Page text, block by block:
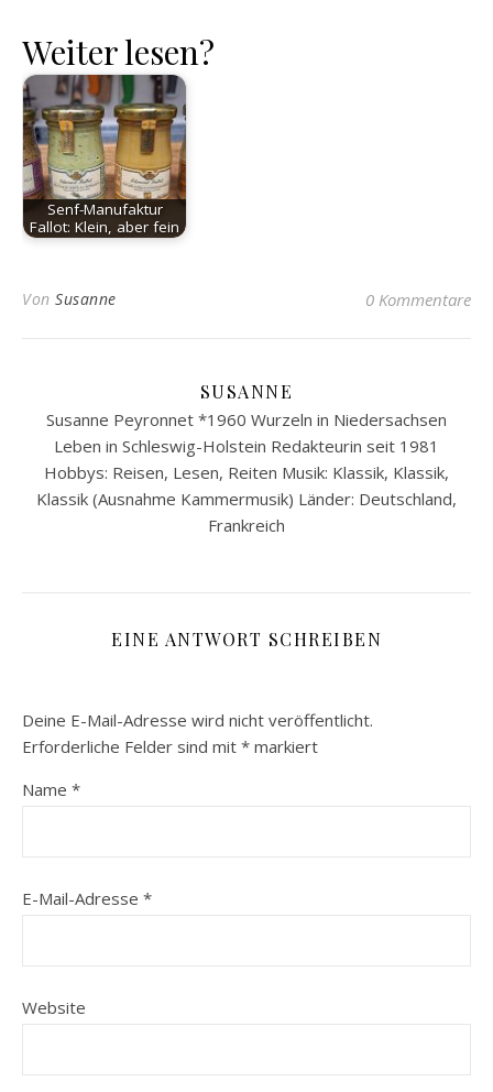
Weiter lesen?
Senf-Manufaktur
Fallot: Klein, aber fein
Von Susanne 0 Kommentare
SUSANNE
Susanne Peyronnet *1960 Wurzeln in Niedersachsen
Leben in Schleswig-Holstein Redakteurin seit 1981
Hobbys: Reisen, Lesen, Reiten Musik: Klassik, Klassik,
Klassik (Ausnahme Kammermusik) Länder: Deutschland,
Frankreich
EINE ANTWORT SCHREIBEN
Deine E-Mail-Adresse wird nicht veröffentlicht.
Erforderliche Felder sind mit * markiert
Name *
E-Mail-Adresse *
Website